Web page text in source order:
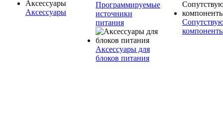
Аксессуары
Программируемые
источники
питания
Аксессуары для
блоков питания